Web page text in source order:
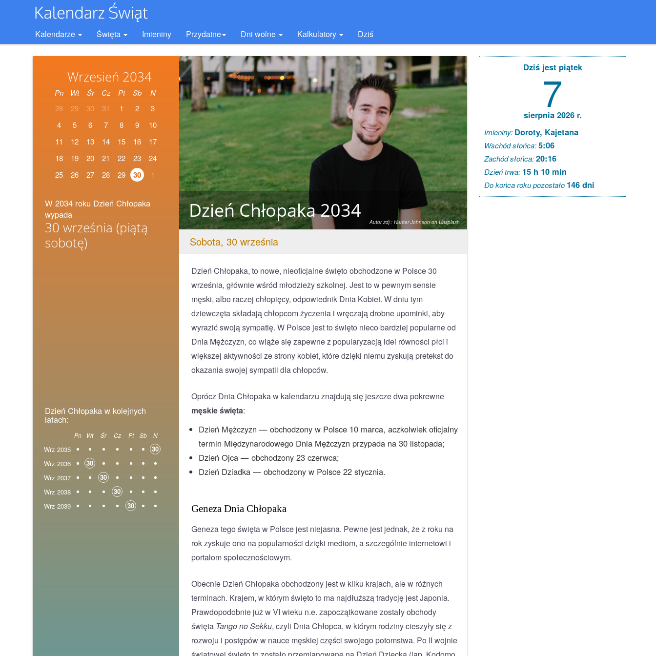
Kalendarze Święta Imieniny Przydatne Dni wolne Kalkulatory Dziś
Wrzesień 2034
Pn Wt Śr Cz Pt Sb
N
28
29 30 31 1 2
3
4
5 6 7 8 9
10
11
12 13 14 15 16
17
18
19 20 21 22 23
24
25
26 27 28 29 30 1
W 2034 roku Dzień Chłopaka
wypada
30 września (piątą
sobotę)
Dzień Chłopaka w kolejnych
latach:
Pn Wt Śr Cz Pt Sb N
Wrz 2035
30
Wrz 2036
30
Wrz 2037
30
Wrz 2038
30
Wrz 2039
30
Dzień Chłopaka 2034
Sobota, 30 września
Autor zdj.: Hunter Johnson on Unsplash
Dzień Chłopaka, to nowe, nieoficjalne święto obchodzone w Polsce 30
września, głównie wśród młodzieży szkolnej. Jest to w pewnym sensie
męski, albo raczej chłopięcy, odpowiednik Dnia Kobiet. W dniu tym
dziewczęta składają chłopcom życzenia i wręczają drobne upominki, aby
wyrazić swoją sympatię. W Polsce jest to święto nieco bardziej popularne od
Dnia Mężczyzn, co wiąże się zapewne z popularyzacją idei równości płci i
większej aktywności ze strony kobiet, które dzięki niemu zyskują pretekst do
okazania swojej sympatii dla chłopców.
Oprócz Dnia Chłopaka w kalendarzu znajdują się jeszcze dwa pokrewne
męskie święta:
Dzień Mężczyzn — obchodzony w Polsce 10 marca, aczkolwiek oficjalny
termin Międzynarodowego Dnia Mężczyzn przypada na 30 listopada;
Dzień Ojca — obchodzony 23 czerwca;
Dzień Dziadka — obchodzony w Polsce 22 stycznia.
Geneza Dnia Chłopaka
Geneza tego święta w Polsce jest niejasna. Pewne jest jednak, że z roku na
rok zyskuje ono na popularności dzięki mediom, a szczególnie internetowi i
portalom społecznościowym.
Obecnie Dzień Chłopaka obchodzony jest w kilku krajach, ale w różnych
terminach. Krajem, w którym święto to ma najdłuższą tradycję jest Japonia.
Prawdopodobnie już w VI wieku n.e. zapoczątkowane zostały obchody
święta Tango no Sekku, czyli Dnia Chłopca, w którym rodziny cieszyły się z
rozwoju i postępów w nauce męskiej części swojego potomstwa. Po II wojnie
Dziś jest piątek
7
sierpnia 2026 r.
Imieniny: Doroty, Kajetana
Wschód słońca:5:06
Zachód słońca:20:16
Dzień trwa: 15 h 10 min
Do końca roku pozostało 146 dni